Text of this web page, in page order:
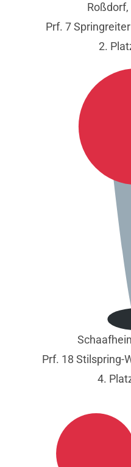
Prf. 7
2.
Prf. 18 Stilspring-
4.